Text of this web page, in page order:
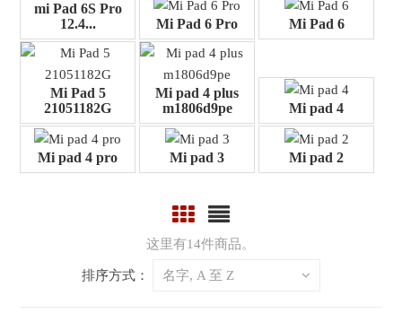
mi Pad 6S Pro
12.4...
Mi Pad 6 Pro Mi Pad 6
Mi Pad 5
21051182G
Mi pad 4 plus
m1806d9pe
Mi pad 4
Mi pad 4 pro Mi pad 3 Mi pad 2
这里有14件商品。
排序方式： 名字, A 至 Z